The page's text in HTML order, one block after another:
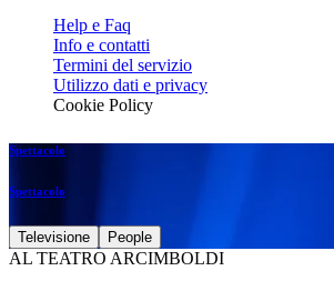
Help e Faq
Info e contatti
Termini del servizio
Utilizzo dati e privacy
Cookie Policy
Spettacolo
Spettacolo
Televisione People
AL TEATRO ARCIMBOLDI